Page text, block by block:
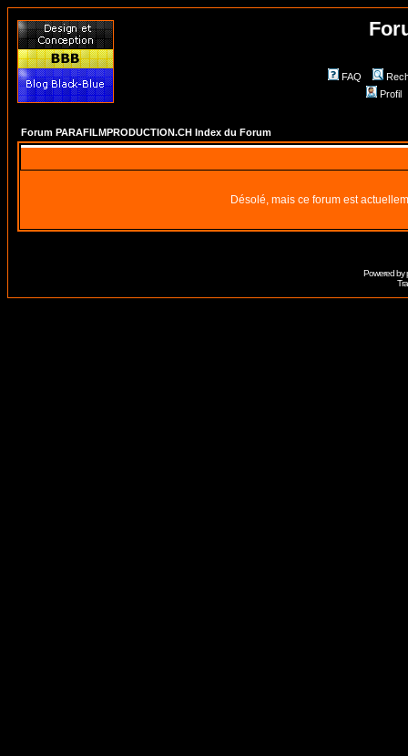
FAQ
Profil
Forum PARAFILMPRODUCTION.CH Index du Forum
Désolé, mais ce forum est
Powered by